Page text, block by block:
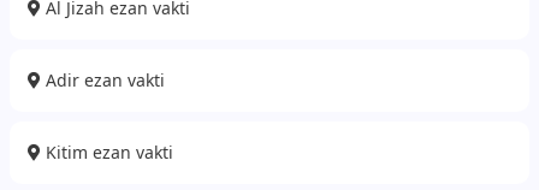
Al Jizah ezan vakti
Adir ezan vakti
Kitim ezan vakti